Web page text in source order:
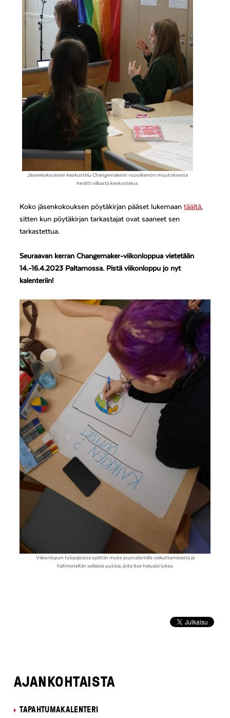
Jäsenkokouksen keskustelu Changemakerin vuosikierron muutoksesta
herätti vilkasta keskustelua.
Koko jäsenkokouksen pöytäkirjan pääset lukemaantäältä,
sitten kun pöytäkirjan tarkastajat ovat saaneet sen
tarkastettua.
Seuraavan kerran Changemaker-viikonloppua vietetään
14.-16.4.2023 Paltamossa. Pistä viikonloppu jo nyt
kalenteriin!
Viikonlopun työpajoissa opittiin myös journalismilla vaikuttamisesta ja
hahmoteltiin sellaisia uutisia, joita itse haluaisi lukea.
AJANKOHTAISTA
TAPAHTUMAKALENTERI